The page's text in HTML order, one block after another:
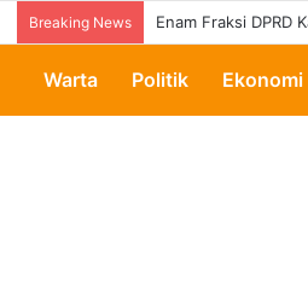
Breaking News Enam Fraksi DPRD
Warta Politik Ekonomi